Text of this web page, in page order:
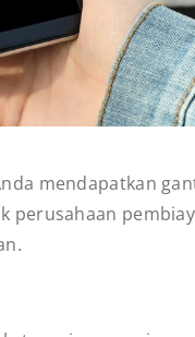
mendapatkan
perusahaan